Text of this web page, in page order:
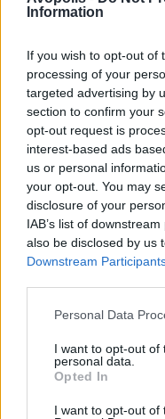
Information
If you wish to opt-out of
processing of your
targeted advertising by
section to confirm your
opt-out request is
interest-based ads
us or personal
your opt-out. You may
disclosure of your
IAB’s list of
also be disclosed by us
Downstream
Personal Data
I want to opt-out of
personal data.
Opted In
I want to opt-out of